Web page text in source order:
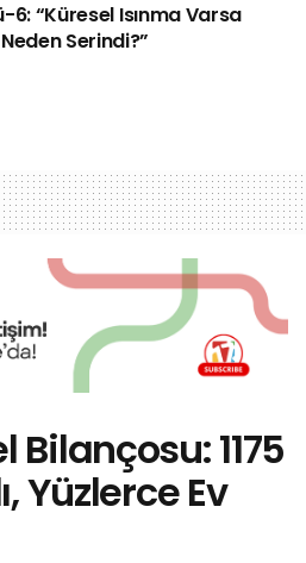
6: “Küresel Isınma Varsa
Serindi?”
Bilançosu: 1175
Yüzlerce Ev